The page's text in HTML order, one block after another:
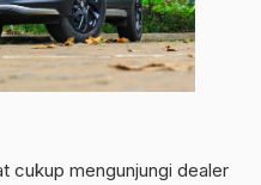
cukup mengunjungi dealer